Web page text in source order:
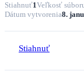
Stiahnuť1Veľkosť
Dátum vytvorenia8.
Stiahnuť